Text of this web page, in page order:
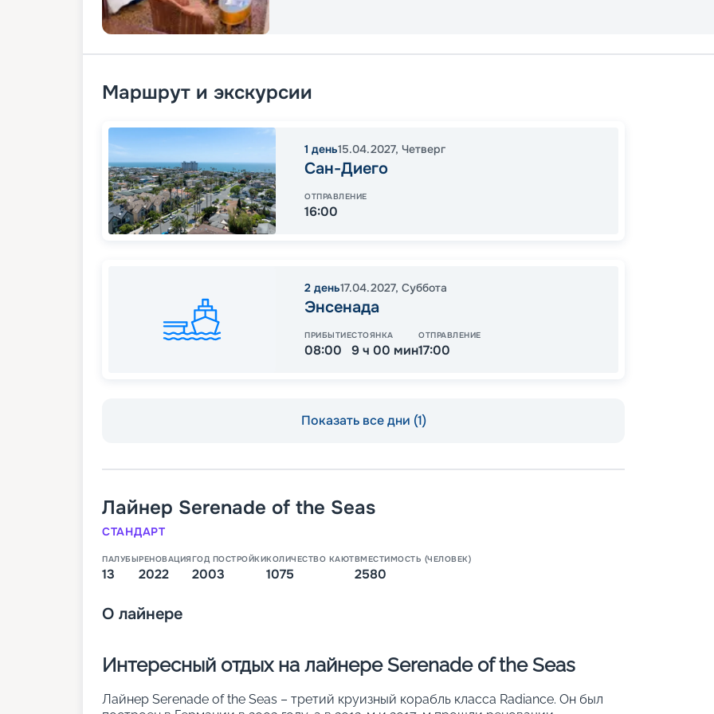
Маршрут и экскурсии
1 день15.04.2027, Четверг
Сан-Диего
ОТПРАВЛЕНИЕ
16:00
2 день17.04.2027, Суббота
Энсенада
ПРИБЫТИЕ
08:00
СТОЯНКА
9 ч 00 мин
ОТПРАВЛЕНИЕ
17:00
Показать все дни (1)
Лайнер Serenade of the Seas
СТАНДАРТ
ПАЛУБЫ
13
РЕНОВАЦИЯ
2022
ГОД ПОСТРОЙКИ
2003
КОЛИЧЕСТВО КАЮТ
1075
ВМЕСТИМОСТЬ (ЧЕЛОВЕК)
2580
О лайнере
Интересный отдых на лайнере Serenade of the Seas
Лайнер Serenade of the Seas – третий круизный корабль класса Radiance. Он был